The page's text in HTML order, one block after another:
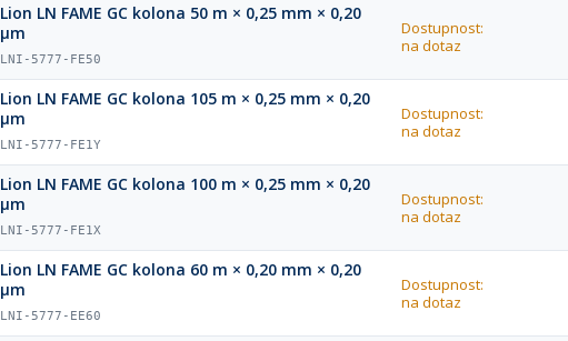
Lion LN FAME GC kolona 50 m × 0,25 mm × 0,20
µm
LNI-5777-FE50
Dostupnost:
na dotaz
Lion LN FAME GC kolona 105 m × 0,25 mm × 0,20
µm
LNI-5777-FE1Y
Dostupnost:
na dotaz
Lion LN FAME GC kolona 100 m × 0,25 mm × 0,20
µm
LNI-5777-FE1X
Dostupnost:
na dotaz
Lion LN FAME GC kolona 60 m × 0,20 mm × 0,20
µm
LNI-5777-EE60
Dostupnost:
na dotaz